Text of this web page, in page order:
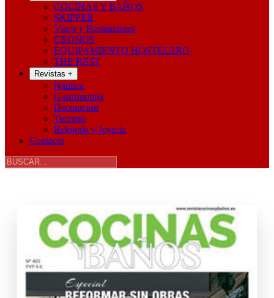
COCINAS Y BAÑOS
SKIPPER
Vinos y Restaurantes
CRONOS
EQUIPAMIENTO HOSTELERO
THE BEST
Revistas +
Náutica
Gastronomía
Decoración
Turismo
Relojería y Joyería
Contacto